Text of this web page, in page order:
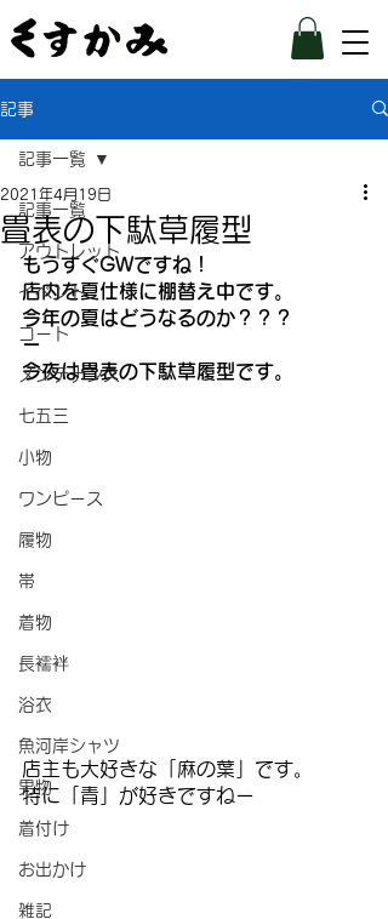
記事
記事一覧
アウトレット
イベント
コート
メンテナンス
七五三
小物
ワンピース
履物
帯
着物
長襦袢
浴衣
魚河岸シャツ
男物
着付け
お出かけ
雑記
記事一覧
畳表の下駄草履型
2021年4月19日
もうすぐGWですね！
店内を夏仕様に棚替え中です。
今年の夏はどうなるのか？？？
ー
今夜は畳表の下駄草履型です。
店主も大好きな「麻の葉」です。
特に「青」が好きですねー